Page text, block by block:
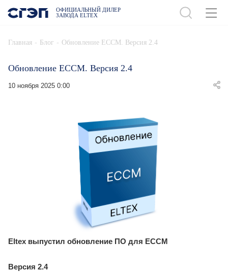
ОФИЦИАЛЬНЫЙ ДИЛЕР
ЗАВОДА ELTEX
Главная - Блог - Обновление ECCM. Версия 2.4
Обновление ECCM. Версия 2.4
10 ноября 2025 0:00
Eltex выпустил обновление ПО для ECCM
Версия 2.4